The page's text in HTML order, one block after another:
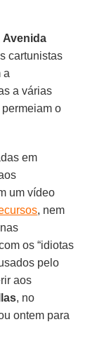
Avenida
cartunistas
a
a várias
o
em
um vídeo
, nem
os “idiotas
pelo
aos
, no
ontem para